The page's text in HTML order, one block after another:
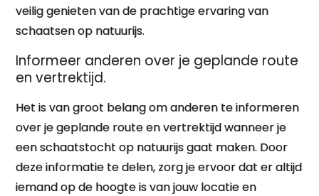
veilig genieten van de prachtige ervaring van
schaatsen op natuurijs.
Informeer anderen over je geplande route
en vertrektijd.
Het is van groot belang om anderen te informeren
over je geplande route en vertrektijd wanneer je
een schaatstocht op natuurijs gaat maken. Door
deze informatie te delen, zorg je ervoor dat er altijd
iemand op de hoogte is van jouw locatie en